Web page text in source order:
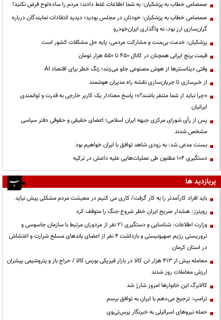
صمصامی خطاب به پزشکیان: به شما اطلاعات غلط دادند؛ مردم را ساده‌لوح فرض نکنید!
صمصامی خطاب به پزشکیان: خودتان در مجلس بودید؛ دیدید انتقادات نمایندگان درباره
گران‌سازی ارز بود، نه واگذاری ایران‌خودرو
پزشکیان: خدمت بی‌منت و مشارکت مردمی، پایه حل مشکلات کشور است
قیمت‌ برنج ایرانی همچنان در کانال ۴۵۰ تا ۵۵۰ هزار تومان
وقتی دیتاسنترها از هوش مصنوعی جلو می‌زنند؛ زنگ خطر برای اقتصاد AI
از خبرسازی تا جریان‌سازی نقشه راه مدیران هوشمند
«چرا نباید از شما متنفر باشند؟»؛ پاسخ معنادار یک کاربر خارجی به قدرت و توانمندی
ایرانیان
پس از رأی شورای مرکزی جبهه ایران اسلامی؛ اعضای حقیقی و حقوقی دفتر سیاسی
مشخص شدند
بسنت مدعی شد: به زودی شاهد توافق با ایران خواهیم بود
دستگیری ۱۰۴ مظنون طی عملیات‌هایی علیه داعش در ترکیه
پربازدید ها
باید افراد کارآمدتر را به کار گرفت/ کاری می کنیم در معیشت مردم مشکلی پیش نیاید
رویترز: هشدار صریح ایران خطر شروع جنگ را متوقف کرد
وزارت اطلاعات: شناسایی و دستگیری ۲۱ نفر از مزدوران مرتبط با سازمان جاسوسی و
تروریستی رژیم صهیونیستی و بازداشت ۴ نفر از اعضای باندهای مسلح شرارت و اغتشاش
در استان کرمان
معامله بیش از ۴۱۳ هزار تن کالا در بازار فیزیکی بورس کالا / حراج باز و پتروشیمی پیشران
ارزش معاملات روز شدند
کالابرگ این خانوارها امروز شارژ شد
ترامپ: ترجیح می‌دهم با ایران به توافق برسم
حمله نیروهای اسرائیلی به خبرنگار پرس‌تی‌وی